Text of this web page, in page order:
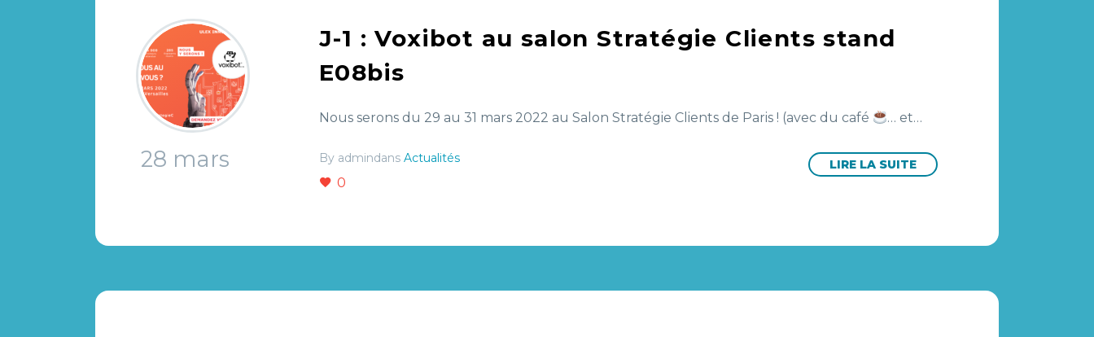
28 mars
J-1 : Voxibot au salon Stratégie Clients stand
E08bis
Nous serons du 29 au 31 mars 2022 au Salon Stratégie Clients de Paris ! (avec du café … et…
By admindans Actualités
0
LIRE LA SUITE